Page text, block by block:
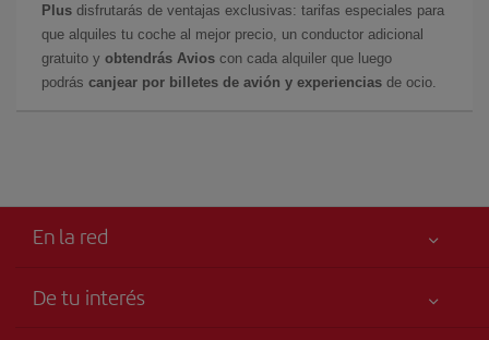
Plus disfrutarás de ventajas exclusivas: tarifas especiales para
que alquiles tu coche al mejor precio, un conductor adicional
gratuito y obtendrás Avios con cada alquiler que luego
podrás canjear por billetes de avión y experiencias de ocio.
En la red
De tu interés